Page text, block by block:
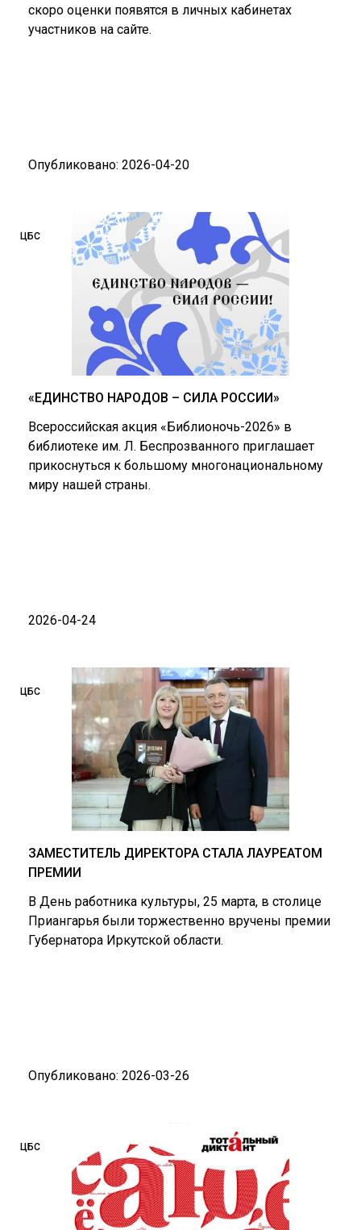
скоро оценки появятся в личных кабинетах
участников на сайте.
Опубликовано: 2026-04-20
ЦБС
«ЕДИНСТВО НАРОДОВ – СИЛА РОССИИ»
Всероссийская акция «Библионочь-2026» в
библиотеке им. Л. Беспрозванного приглашает
прикоснуться к большому многонациональному
миру нашей страны.
2026-04-24
ЦБС
ЗАМЕСТИТЕЛЬ ДИРЕКТОРА СТАЛА ЛАУРЕАТОМ
ПРЕМИИ
В День работника культуры, 25 марта, в столице
Приангарья были торжественно вручены премии
Губернатора Иркутской области.
Опубликовано: 2026-03-26
ЦБС